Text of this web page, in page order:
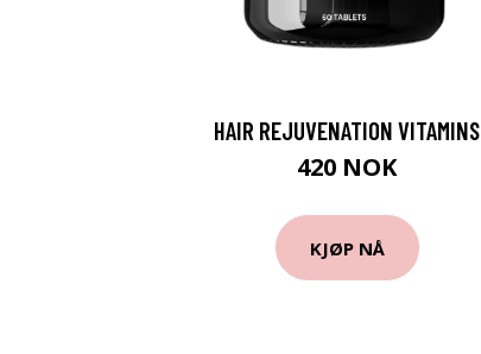
HAIR REJUVENATION VITAMINS
420 NOK
KJØP NÅ